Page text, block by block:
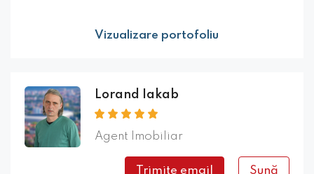
Vizualizare portofoliu
Lorand Iakab
Agent Imobiliar
Trimite email Sună